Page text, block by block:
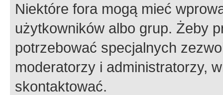
Niektóre fora mogą mieć
użytkowników albo grup. Żeby
potrzebować specjalnych
moderatorzy i administratorzy,
skontaktować.